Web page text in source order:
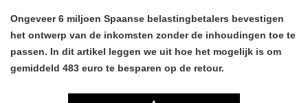
Ongeveer 6 miljoen Spaanse belastingbetalers bevestigen
het ontwerp van de inkomsten zonder de inhoudingen toe te
passen. In dit artikel leggen we uit hoe het mogelijk is om
gemiddeld 483 euro te besparen op de retour.